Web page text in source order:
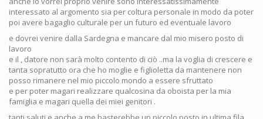
interessato al argomento sia per coltura personale in modo da poter
poi avere bagaglio culturale per un futuro ed eventuale lavoro
e dovrei venire dalla Sardegna e mancare dal mio misero posto di
lavoro
e il , datore non sarà molto contento di ciò ..ma la voglia di crescere e
tanta sopratutto ora che ho moglie e figlioletta da mantenere non
posso rimanere nel mio piccolo mondo a essere sfruttato
e per poter magari realizzare qualcosina da oboista per la mia
famiglia e magari quella dei miei genitori .